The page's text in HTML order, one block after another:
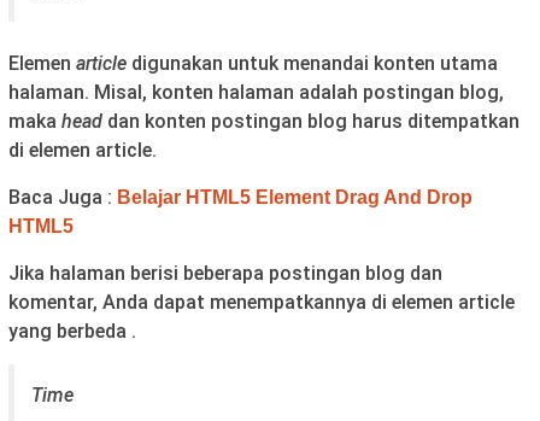
Elemen article digunakan untuk menandai konten utama
halaman. Misal, konten halaman adalah postingan blog,
maka head dan konten postingan blog harus ditempatkan
di elemen article.
Baca Juga : Belajar HTML5 Element Drag And Drop
HTML5
Jika halaman berisi beberapa postingan blog dan
komentar, Anda dapat menempatkannya di elemen article
yang berbeda .
Time